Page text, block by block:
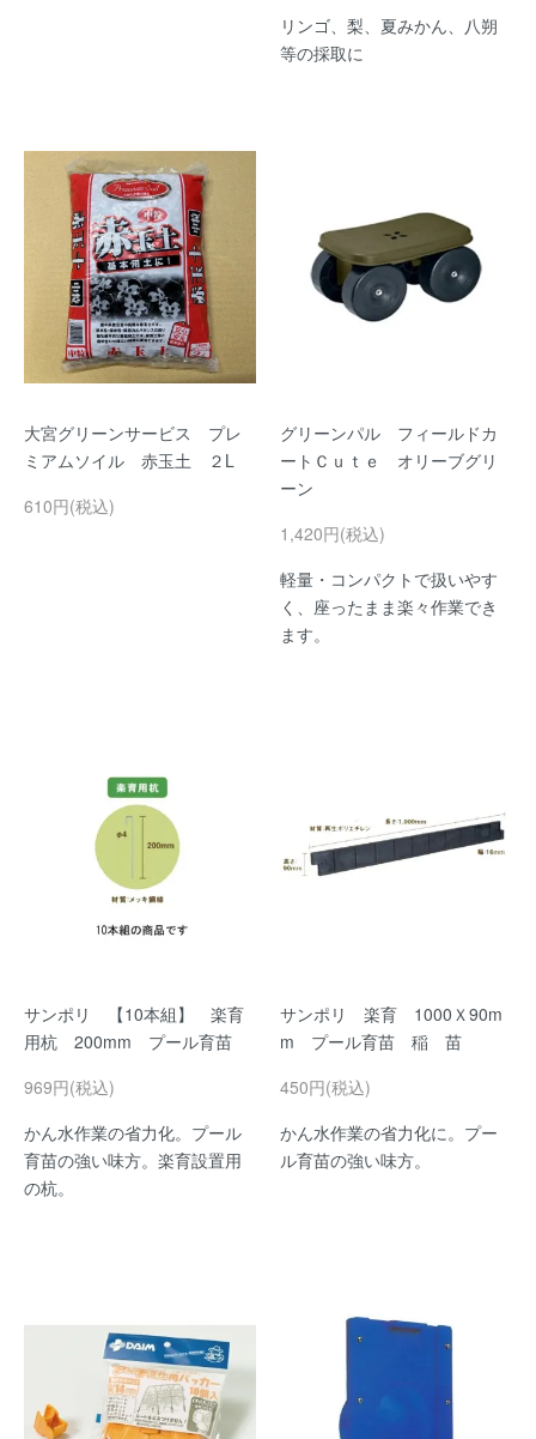
リンゴ、梨、夏みかん、八朔
等の採取に
大宮グリーンサービス プレ
ミアムソイル 赤玉土 ２L
610円(税込)
グリーンパル フィールドカ
ートＣｕｔｅ オリーブグリ
ーン
1,420円(税込)
軽量・コンパクトで扱いやす
く、座ったまま楽々作業でき
ます。
サンポリ 【10本組】 楽育
用杭 200mm プール育苗
969円(税込)
かん水作業の省力化。プール
育苗の強い味方。楽育設置用
の杭。
サンポリ 楽育 1000Ｘ90m
m プール育苗 稲 苗
450円(税込)
かん水作業の省力化に。プー
ル育苗の強い味方。